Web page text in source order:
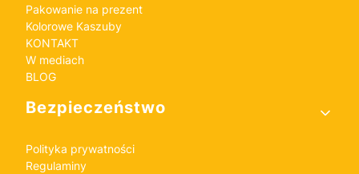
Pakowanie na prezent
Kolorowe Kaszuby
KONTAKT
W mediach
BLOG
Bezpieczeństwo
Polityka prywatności
Regulaminy